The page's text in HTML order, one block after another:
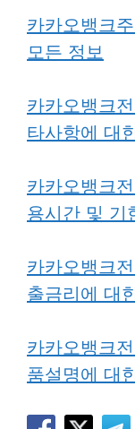
카카오뱅크
모든 정보
카카오뱅크
타사항에 대
카카오뱅크
용시간 및 기
카카오뱅크
출금리에 대
카카오뱅크
품설명에 대